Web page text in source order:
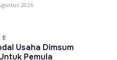
2026
Usaha Dimsum
Pemula